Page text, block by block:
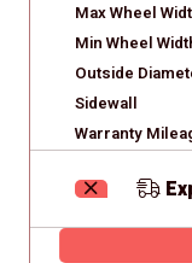
Max Wheel
Min Wheel
Outside
Sidewall
Warranty